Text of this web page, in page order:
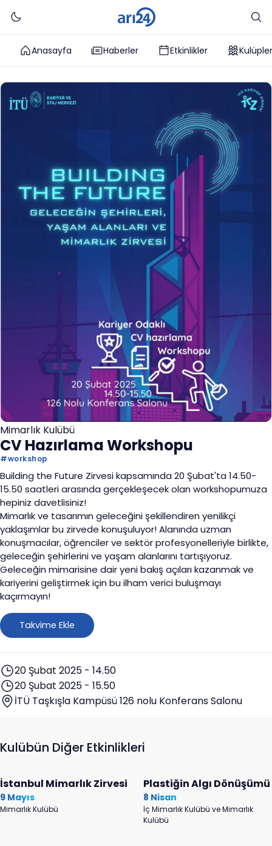
Anasayfa Haberler Etkinlikler Kulüpler
Mimarlık Kulübü
CV Hazırlama Workshopu
#workshop
Building the Future Zirvesi kapsamında 20 Şubat'ta 14.50-
15.50 saatleri arasında gerçekleşecek olan workshopumuza
hepiniz davetlisiniz!
Mimarlık ve tasarımın geleceğini şekillendiren yenilikçi
yaklaşımlar bu zirvede konuşuluyor! Alanında uzman
konuşmacılar, öğrenciler ve sektör profesyonelleriyle birlikte,
geleceğin şehirlerini ve yaşam alanlarını tartışıyoruz.
Geleceğin mimarisine dair yeni bakış açıları kazanmak ve
kariyerini geliştirmek için bu ilham verici buluşmayı
kaçırmayın!
Takvime Ekle
20 Şubat 2025 - 14.50
20 Şubat 2025 - 15.50
İTÜ Taşkışla Kampüsü 126 nolu Konferans Salonu
Kulübün Diğer Etkinlikleri
İstanbul Mimarlık Zirvesi
9 Mayıs
Mimarlık Kulübü
Plastiğin Algı Dönüşümü
8 Nisan
İç Mimarlık Kulübü ve Mimarlık
Kulübü